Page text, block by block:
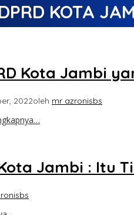
KOTA
Kota Jambi
2022oleh mr azronisbs
Jambi : Itu